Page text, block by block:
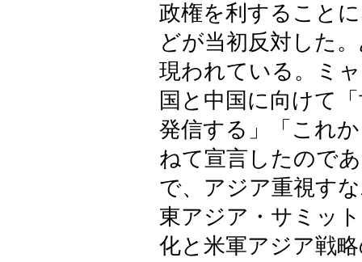
政権を利すること
どが当初反対した
現われている。ミ
国と中国に向けて
発信する」「これ
ねて宣言したので
で、アジア重視す
東アジア・サミッ
化と米軍アジア戦